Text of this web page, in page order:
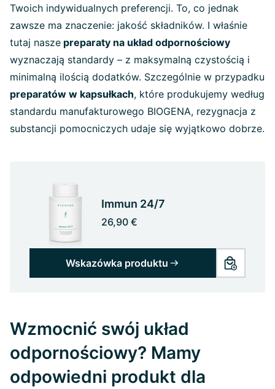
Twoich indywidualnych preferencji. To, co jednak
zawsze ma znaczenie: jakość składników. I właśnie
tutaj nasze preparaty na układ odpornościowy
wyznaczają standardy – z maksymalną czystością i
minimalną ilością dodatków. Szczególnie w przypadku
preparatów w kapsułkach, które produkujemy według
standardu manufakturowego BIOGENA, rezygnacja z
substancji pomocniczych udaje się wyjątkowo dobrze.
Immun 24/7
26,90 €
Wskazówka produktu
Wzmocnić swój układ
odpornościowy? Mamy
odpowiedni produkt dla